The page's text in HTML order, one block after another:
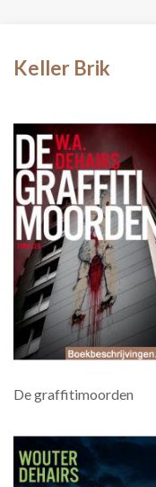
Keller Brik
De graffitimoorden